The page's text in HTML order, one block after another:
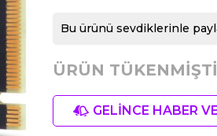
Bu ürünü sevdiklerinle
ÜRÜN
GELİNCE HABER